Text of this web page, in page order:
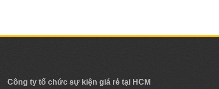
Công ty tổ chức sự kiện giá rẻ tại HCM